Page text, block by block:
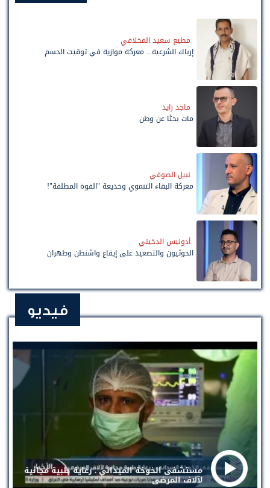
مطيع سعيد المخلافي
إرباك الشرعية... معركة موازية في توقيت الحسم
ماجد زايد
مات بحثًا عن وطن
نبيل الصوفي
معركة البقاء التنموي وخديعة "القوة المطلقة"!
أدونيس الدخيني
الحوثيون والتصعيد على إيقاع واشنطن وطهران
فيديو
مستشفى الخوخة الميداني . رعاية طبية مجانية
لآلاف المرضى